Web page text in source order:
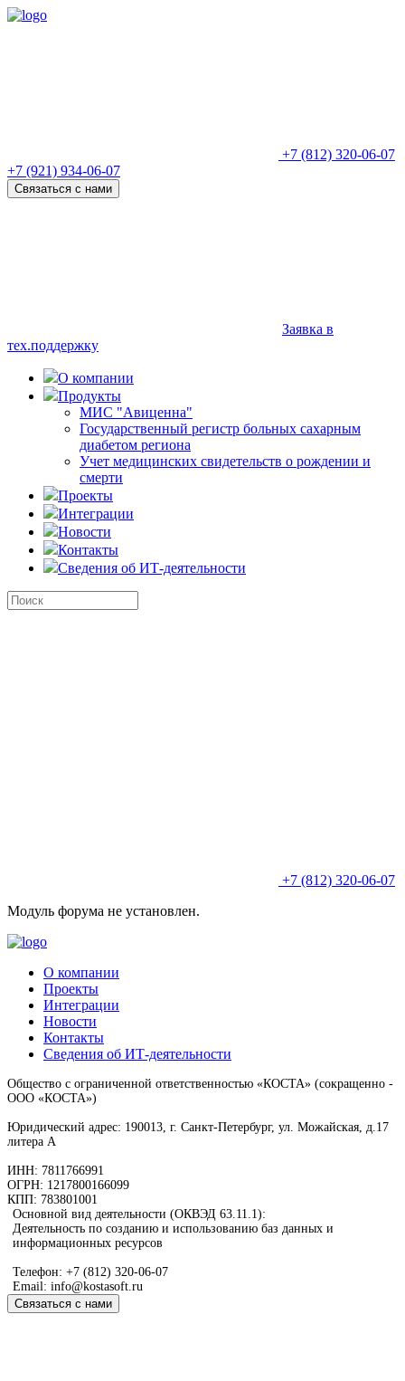
+7 (812) 320-06-07
+7 (921) 934-06-07
Связаться с нами
Заявка в
тех.поддержку
О компании
Продукты
МИС "Авиценна"
Государственный регистр больных сахарным
диабетом региона
Учет медицинских свидетельств о рождении и
смерти
Проекты
Интеграции
Новости
Контакты
Сведения об ИТ-деятельности
+7 (812) 320-06-07
Модуль форума не установлен.
О компании
Проекты
Интеграции
Новости
Контакты
Сведения об ИТ-деятельности
Общество с ограниченной ответственностью «КОСТА» (сокращенно -
ООО «КОСТА»)
Юридический адрес: 190013, г. Санкт-Петербург, ул. Можайская, д.17
литера А
ИНН: 7811766991
ОГРН: 1217800166099
КПП: 783801001
Основной вид деятельности (ОКВЭД 63.11.1):
Деятельность по созданию и использованию баз данных и
информационных ресурсов
Телефон: +7 (812) 320-06-07
Email: info@kostasoft.ru
Связаться с нами